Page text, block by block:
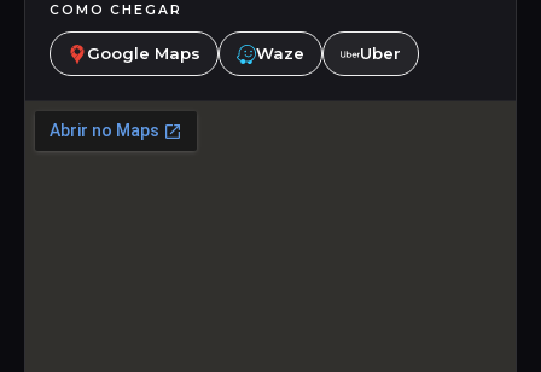
COMO CHEGAR
Google Maps Waze Uber